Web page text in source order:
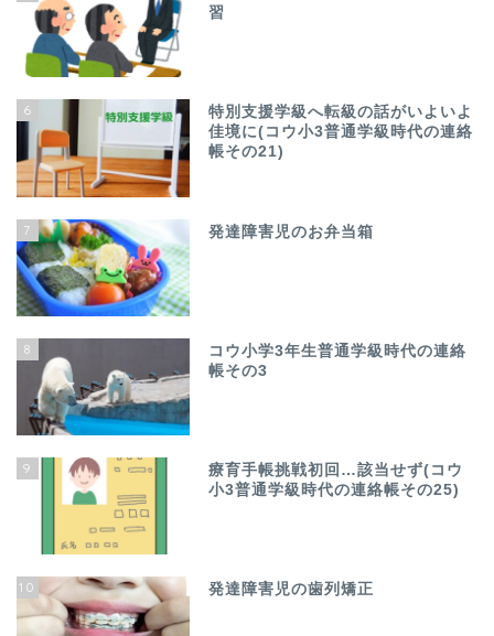
習
6
特別支援学級へ転級の話がいよいよ
佳境に(コウ小3普通学級時代の連絡
帳その21)
7 発達障害児のお弁当箱
8
コウ小学3年生普通学級時代の連絡
帳その3
9
療育手帳挑戦初回…該当せず(コウ
小3普通学級時代の連絡帳その25)
10 発達障害児の歯列矯正